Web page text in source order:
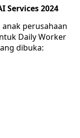
Services 2024
anak perusahaan
Daily Worker
dibuka: